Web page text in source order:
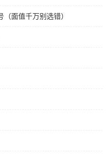
面值千万别选错）